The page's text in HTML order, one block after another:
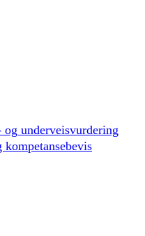
og underveisvurdering